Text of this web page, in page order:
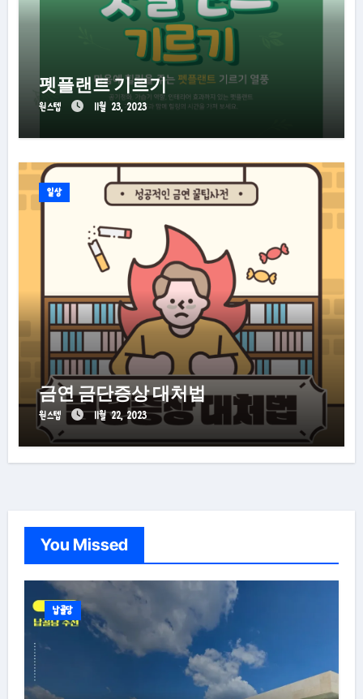
펫플랜트 기르기
원스텝 11월 23, 2023
일상
금연 금단증상 대처법
원스텝 11월 22, 2023
You Missed
납골당